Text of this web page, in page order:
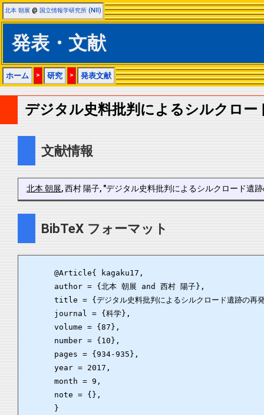
北本 朝展 @ 国立情報学研究所 (NII)
発表・文献
ホーム > 研究 > 発表文献
デジタル史料批判によるシルクロー
文献情報
北本 朝展, 西村 陽子, "デジタル史料批判によるシルクロード遺
BibTeX フォーマット
      @Article{ kagaku17,
      author = {北本 朝展 and 西村 陽子},
title = {デジタル史料批判によるシルクロード遺跡の再
      journal = {科学},
      volume = {87},
      number = {10},
      pages = {934-935},
      year = 2017,
      month = 9,
      note = {},
      }